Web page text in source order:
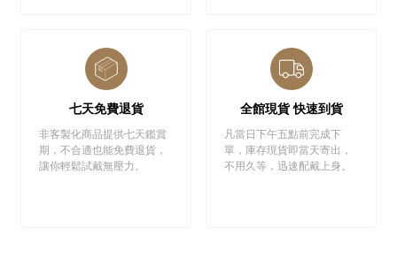
七天免費退貨
非客製化商品提供七天鑑賞
期，不合適也能免費退貨，
讓你輕鬆試戴無壓力。
全館現貨 快速到貨
凡當日下午五點前完成下
單，庫存現貨即當天寄出，
不用久等，迅速配戴上身。